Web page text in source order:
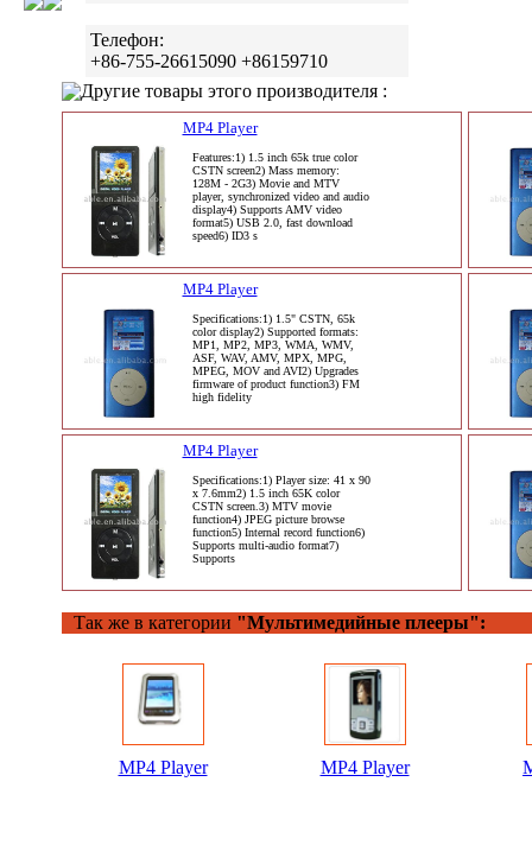
Телефон:
+86-755-26615090 +86159710
Другие товары этого производителя :
MP4 Player
Features:1) 1.5 inch 65k true color
CSTN screen2) Mass memory:
128M - 2G3) Movie and MTV
player, synchronized video and audio
display4) Supports AMV video
format5) USB 2.0, fast download
speed6) ID3 s
MP4 Player
Specifications:1) 1.5" CSTN, 65k
color display2) Supported formats:
MP1, MP2, MP3, WMA, WMV,
ASF, WAV, AMV, MPX, MPG,
MPEG, MOV and AVI2) Upgrades
firmware of product function3) FM
high fidelity
MP4 Player
Specifications:1) Player size: 41 x 90
x 7.6mm2) 1.5 inch 65K color
CSTN screen.3) MTV movie
function4) JPEG picture browse
function5) Internal record function6)
Supports multi-audio format7)
Supports
Так же в категории "Мультимедийные плееры":
MP4 Player MP4 Player